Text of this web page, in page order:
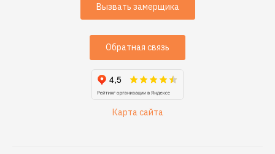
Вызвать замерщика
Обратная связь
Карта сайта